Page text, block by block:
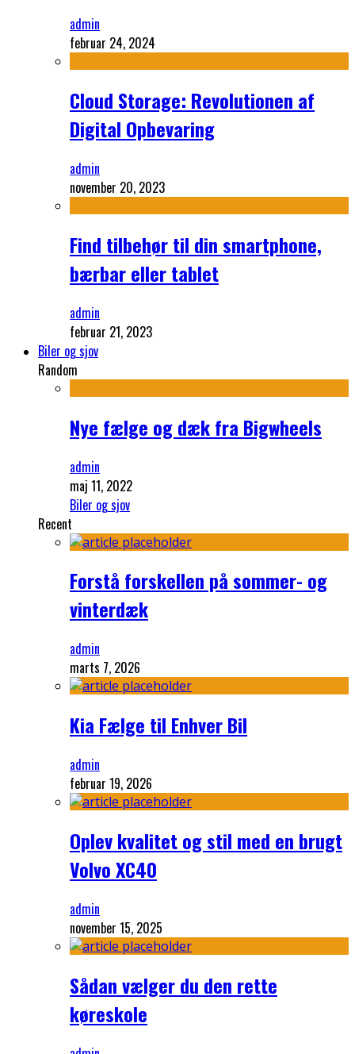
admin
februar 24, 2024
Cloud Storage: Revolutionen af
Digital Opbevaring
admin
november 20, 2023
Find tilbehør til din smartphone,
bærbar eller tablet
admin
februar 21, 2023
Biler og sjov
Random
Nye fælge og dæk fra Bigwheels
admin
maj 11, 2022
Biler og sjov
Recent
Forstå forskellen på sommer- og
vinterdæk
admin
marts 7, 2026
Kia Fælge til Enhver Bil
admin
februar 19, 2026
Oplev kvalitet og stil med en brugt
Volvo XC40
admin
november 15, 2025
Sådan vælger du den rette
køreskole